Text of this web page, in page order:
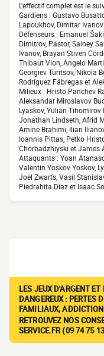
L'effectif complet est le
Gardiens : Gustavo
Lapoukhov, Dimitar
Défenseurs : Emanuel
Dimitrov, Pastor, Sainey
Ivanov, Brayan Stiven
Thibaut Vion, Ángelo
Georgiev Turitsov, Nikola
Rodríguez Fábregas et
Milieux : Hristo Panchev
Aleksandar Miroslavov
Lyaskov, Yulian
Jonathan Lindseth, Afrid
Amine Brahimi, Ilian
Ioannis Pittas, Petko
Chorbadzhiyski et James
Attaquants : Yoan
Valentin Yoskov Yoskov,
Joël Zwarts, Vasil
Piedrahita Díaz et Isaac
LES JEUX D'ARGENT
DANGEREUX : PERTES
FAMILIAUX,
RETROUVEZ NOS
SERVICE.FR (09 74 75